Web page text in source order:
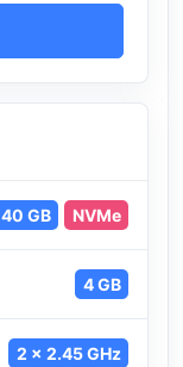
40 GB NVMe
4 GB
2 x 2.45 GHz